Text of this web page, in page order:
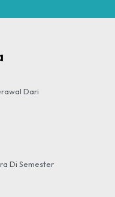
Dari
Di Semester